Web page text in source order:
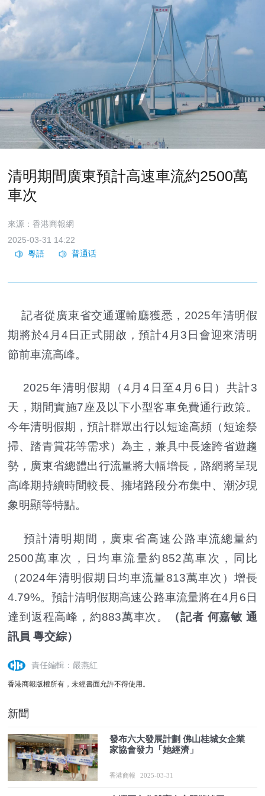
清明期間廣東預計高速車流約2500萬
車次
來源：香港商報網
2025-03-31 14:22
記者從廣東省交通運輸廳獲悉，2025年清明假
期將於4月4日正式開啟，預計4月3日會迎來清明
節前車流高峰。
2025年清明假期（4月4日至4月6日）共計3
天，期間實施7座及以下小型客車免費通行政策。
今年清明假期，預計群眾出行以短途高頻（短途祭
掃、踏青賞花等需求）為主，兼具中長途跨省遊趨
勢，廣東省總體出行流量將大幅增長，路網將呈現
高峰期持續時間較長、擁堵路段分布集中、潮汐現
象明顯等特點。
預計清明期間，廣東省高速公路車流總量約
2500萬車次，日均車流量約852萬車次，同比
（2024年清明假期日均車流量813萬車次）增長
4.79%。預計清明假期高速公路車流量將在4月6日
達到返程高峰，約883萬車次。
（記者 何嘉敏 通
訊員 粵交綜）
責任編輯：嚴燕紅
香港商報版權所有，未經書面允許不得使用。
新聞
發布六大發展計劃 佛山桂城女企業
家協會發力「她經濟」
香港商報 2025-03-31